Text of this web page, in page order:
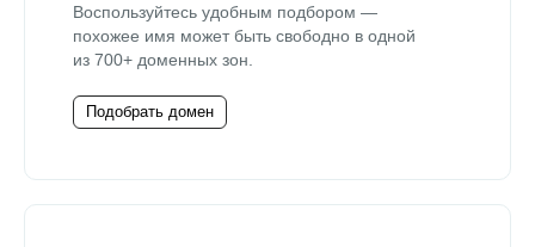
Воспользуйтесь удобным подбором —
похожее имя может быть свободно в одной
из 700+ доменных зон.
Подобрать домен